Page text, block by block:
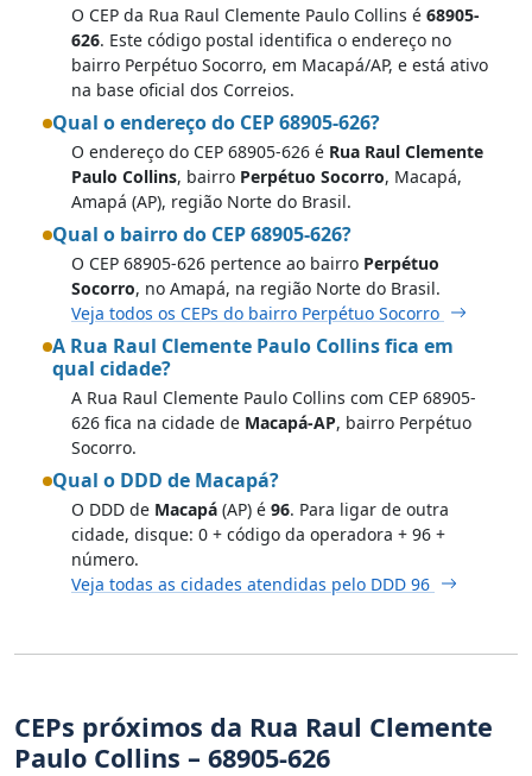
O CEP da Rua Raul Clemente Paulo Collins é 68905-
626. Este código postal identifica o endereço no
bairro Perpétuo Socorro, em Macapá/AP, e está ativo
na base oficial dos Correios.
Qual o endereço do CEP 68905-626?
O endereço do CEP 68905-626 é Rua Raul Clemente
Paulo Collins, bairro Perpétuo Socorro, Macapá,
Amapá (AP), região Norte do Brasil.
Qual o bairro do CEP 68905-626?
O CEP 68905-626 pertence ao bairro Perpétuo
Socorro, no Amapá, na região Norte do Brasil.
Veja todos os CEPs do bairro Perpétuo Socorro
A Rua Raul Clemente Paulo Collins fica em
qual cidade?
A Rua Raul Clemente Paulo Collins com CEP 68905-
626 fica na cidade de Macapá-AP, bairro Perpétuo
Socorro.
Qual o DDD de Macapá?
O DDD de Macapá (AP) é 96. Para ligar de outra
cidade, disque: 0 + código da operadora + 96 +
número.
Veja todas as cidades atendidas pelo DDD 96
CEPs próximos da Rua Raul Clemente
Paulo Collins – 68905-626